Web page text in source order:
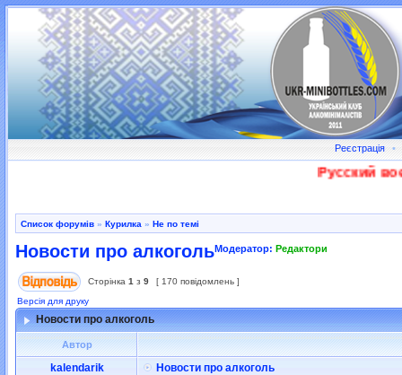
Реєстрація •
Русский
Список форумів » Курилка » Не по темі
Новости про алкогольМодератор: Редактори
Сторінка 1 з 9
[ 170 повідомлень ]
Версія для друку
Новости про алкоголь
Автор
kalendarik
Новости про алкоголь